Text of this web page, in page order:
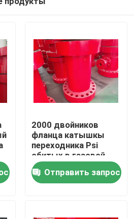
2000 двойников
фланца катышкы
переходника Psi
обитых в газовой
промышленности
Отправить запрос